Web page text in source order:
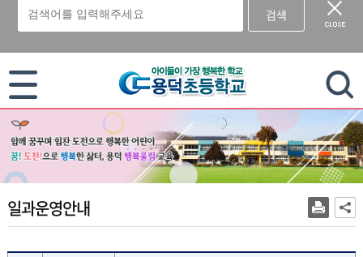
이 누리집은 대한민국 공식 전자정부 누리집입니다.
검색
일과운영안내